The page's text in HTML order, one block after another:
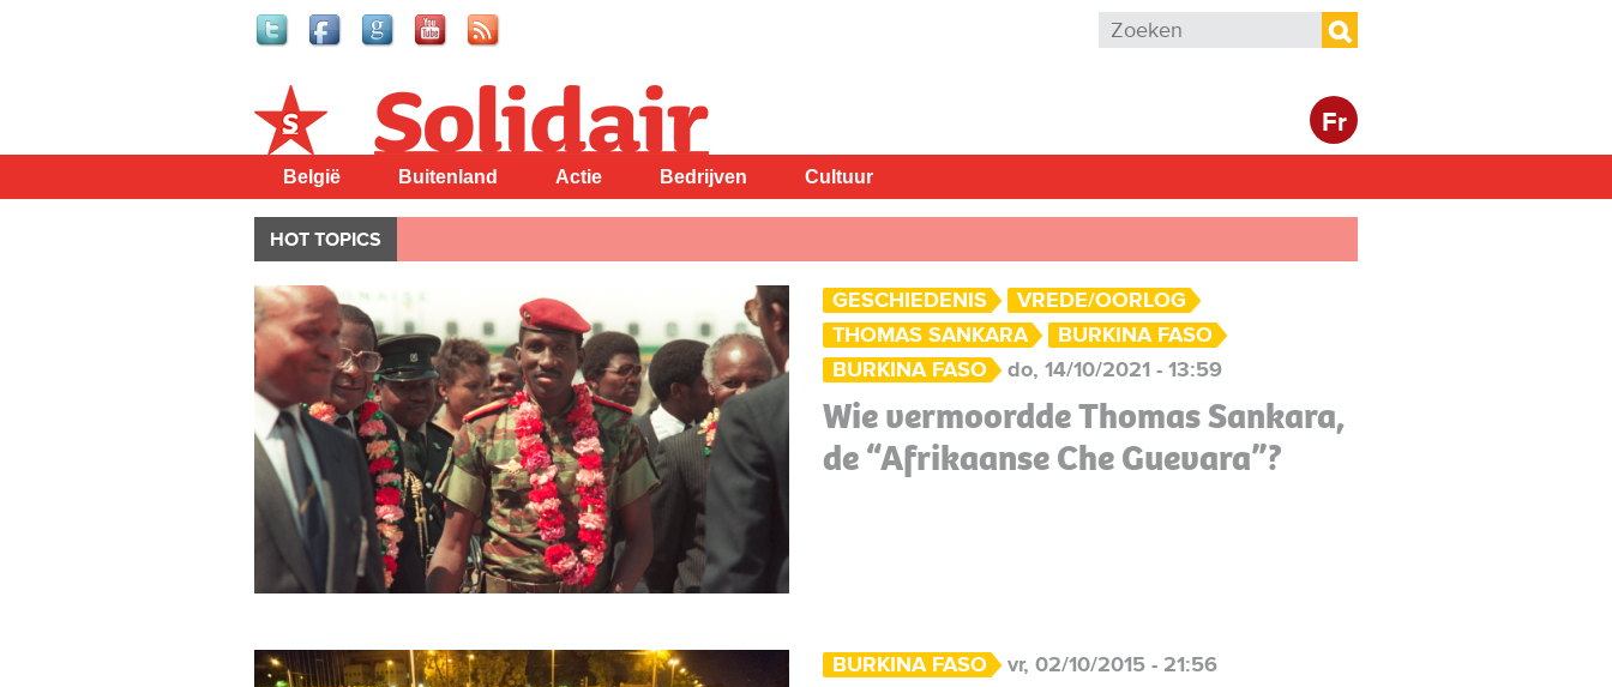
Zoekveld
Zoeken
Fr
Solidair
België Buitenland Actie Bedrijven Cultuur
HOT TOPICS
GESCHIEDENIS
VREDE/OORLOG
THOMAS SANKARA
BURKINA FASO
BURKINA FASO
do, 14/10/2021 - 13:59
Wie vermoordde Thomas Sankara,
de “Afrikaanse Che Guevara”?
BURKINA FASO vr, 02/10/2015 - 21:56